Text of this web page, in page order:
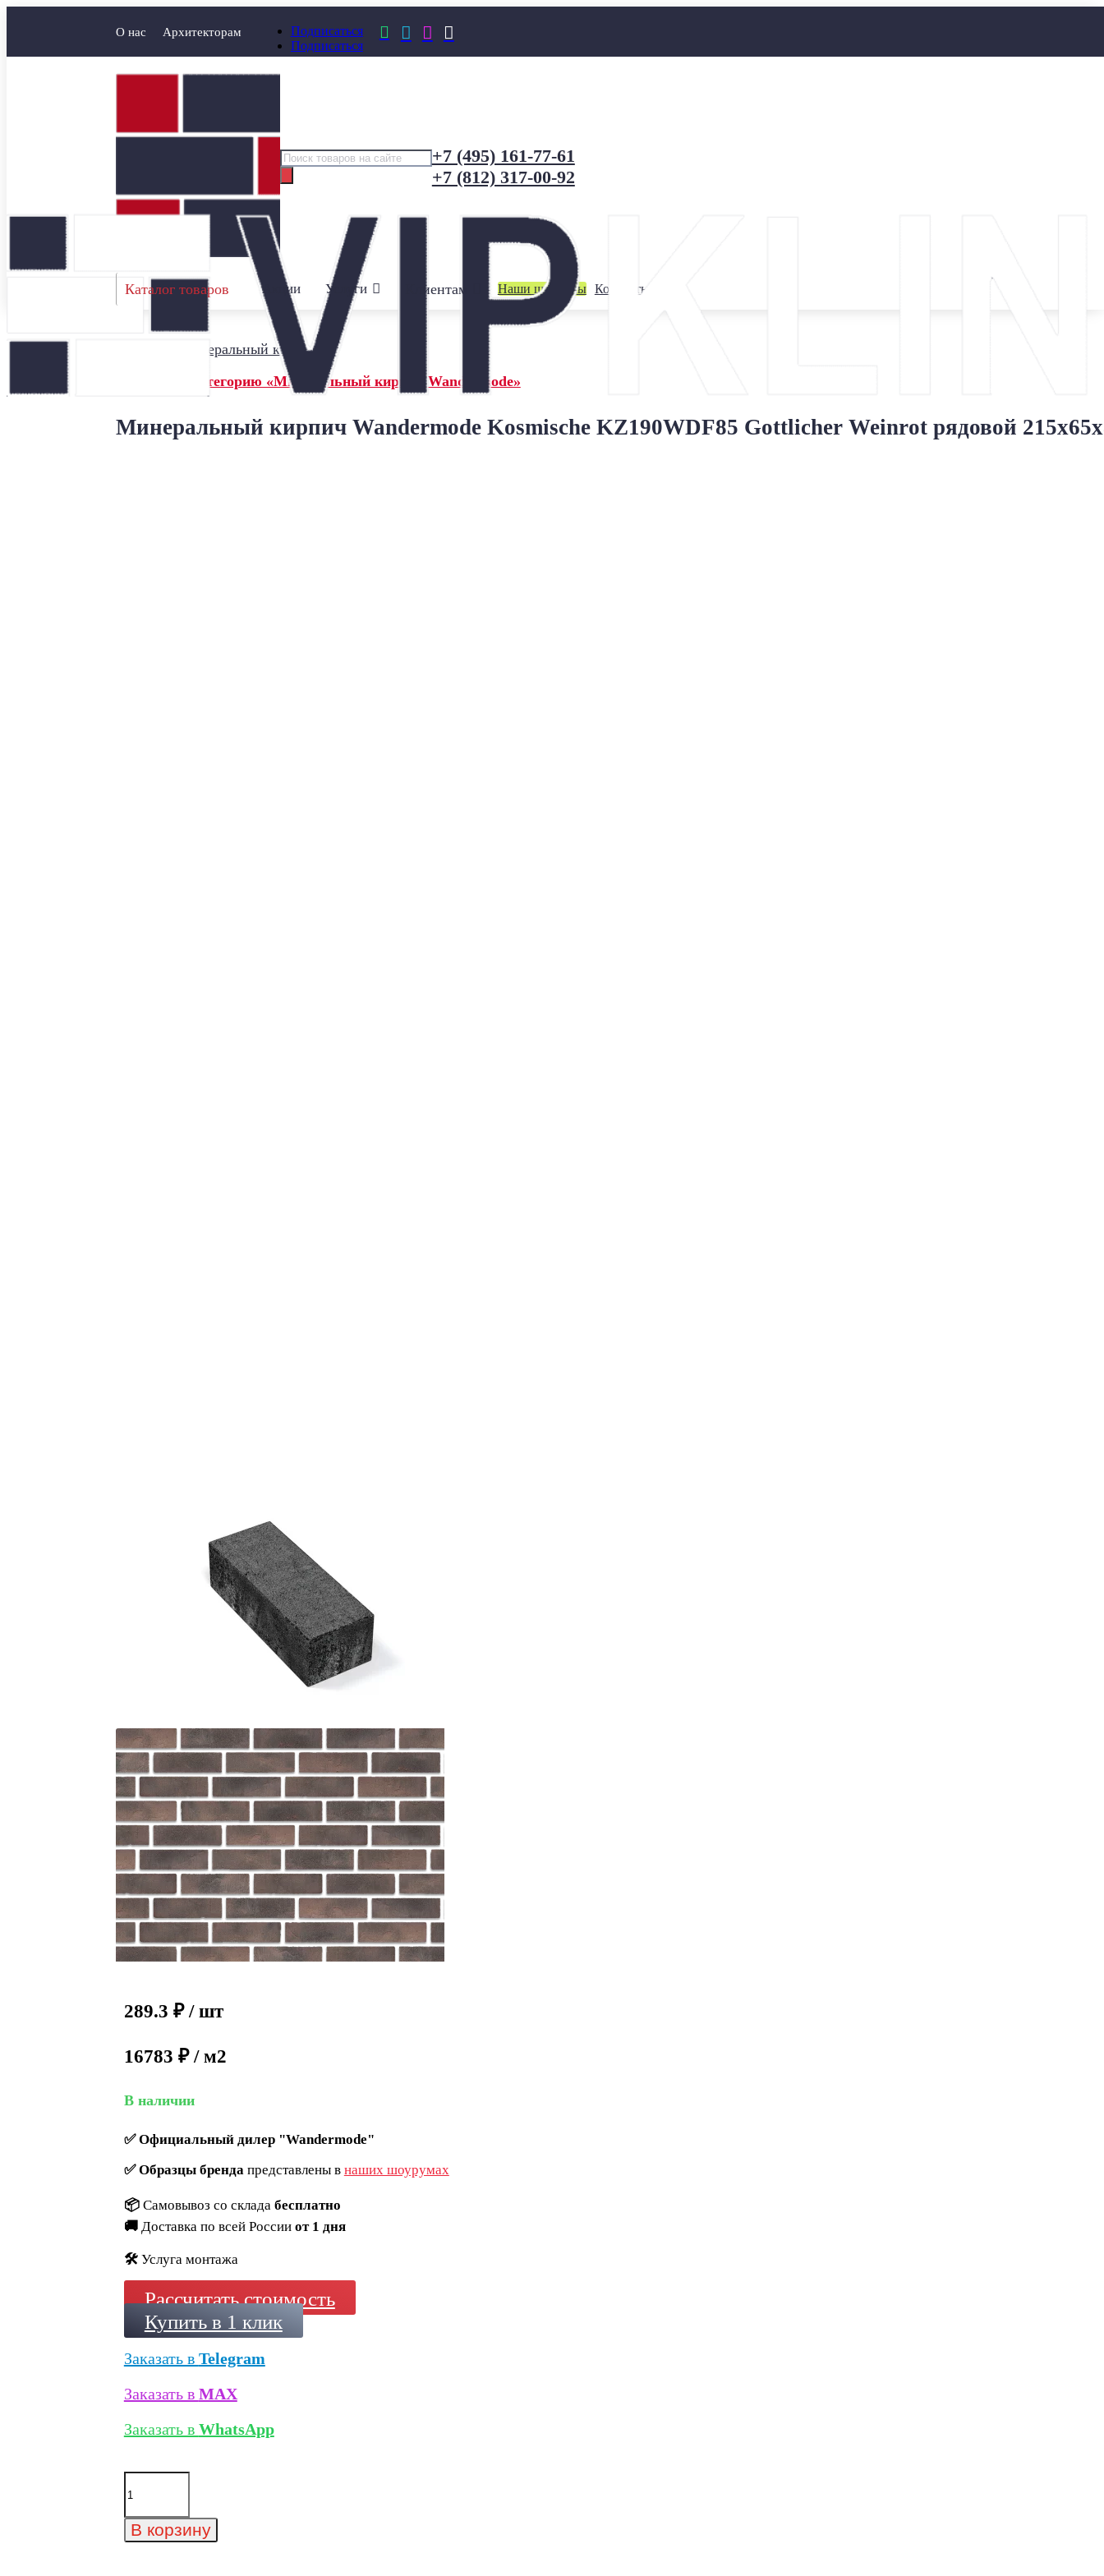
О нас Архитекторам
Подписаться
Подписаться
   
Поиск
товаров
+7 (495) 161-77-61
+7 (812) 317-00-92
Каталог товаров Акции Услуги Клиентам Наши шоурумы Контакты
Минеральный кирпич
← Назад в категорию «Минеральный кирпич Wandermode»
Минеральный кирпич Wandermode Kosmische KZ190WDF85 Gottlicher Weinrot рядовой
289.3 ₽ / шт
16783 ₽ / м2
В наличии
✅Официальный дилер "Wandermode"
✅Образцы брендапредставлены в наших шоурумах
📦 Самовывоз со склада бесплатно
🚚 Доставка по всей России от 1 дня
🛠️ Услуга монтажа
Рассчитать стоимость
Купить в 1 клик
Заказать в Telegram
Заказать в MAX
Заказать в WhatsApp
Количество
товара
кирпич
Wandermode
В корзину